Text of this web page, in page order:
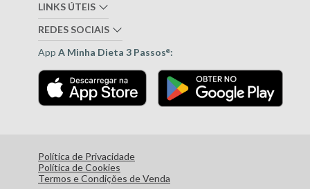
LINKS ÚTEIS
REDES SOCIAIS
App A Minha Dieta 3 Passos®:
Política de Privacidade
Política de Cookies
Termos e Condições de Venda